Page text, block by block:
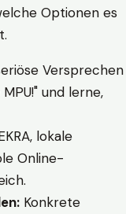
Optionen es
Versprechen
und lerne,
lokale
Online-
Konkrete